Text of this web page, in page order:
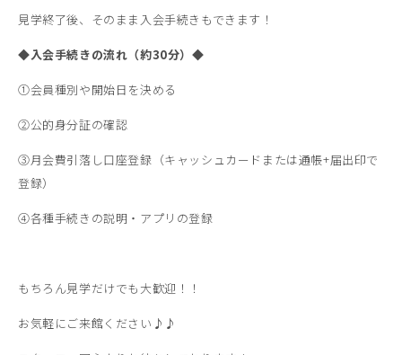
見学終了後、そのまま入会手続きもできます！
◆入会手続きの流れ（約30分）◆
①会員種別や開始日を決める
②公的身分証の確認
③月会費引落し口座登録（キャッシュカードまたは通帳+届出印で
登録）
④各種手続きの説明・アプリの登録
もちろん見学だけでも大歓迎！！
お気軽にご来館ください♪♪